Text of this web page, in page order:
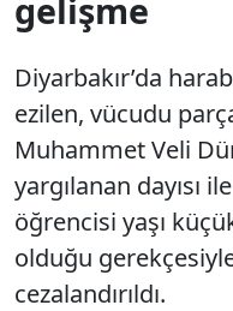
gelişme
Diyarbakır’da
ezilen, vücudu
Muhammet Veli
yargılanan dayısı
öğrencisi yaşı
olduğu
cezalandırıldı.